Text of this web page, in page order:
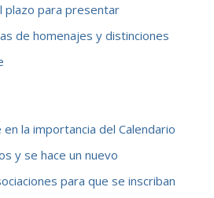
plazo para presentar
de homenajes y distinciones
en la importancia del Calendario
y se hace un nuevo
para que se inscriban